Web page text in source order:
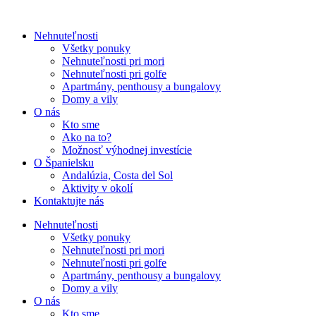
Nehnuteľnosti
Všetky ponuky
Nehnuteľnosti pri mori
Nehnuteľnosti pri golfe
Apartmány, penthousy a bungalovy
Domy a vily
O nás
Kto sme
Ako na to?
Možnosť výhodnej investície
O Španielsku
Andalúzia, Costa del Sol
Aktivity v okolí
Kontaktujte nás
Nehnuteľnosti
Všetky ponuky
Nehnuteľnosti pri mori
Nehnuteľnosti pri golfe
Apartmány, penthousy a bungalovy
Domy a vily
O nás
Kto sme